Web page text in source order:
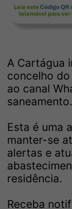
A Cartágua
concelho
ao canal
saneamento.
Esta é uma
manter-se
alertas e
residência.
Receba